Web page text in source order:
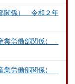
関係） 令和２年
業労働部関係）
業労働部関係）